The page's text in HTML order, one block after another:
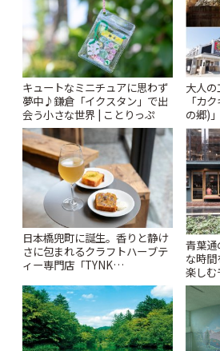
キュートなミニチュアに思わず
夢中♪鎌倉「イクスタン」で出
会う小さな世界 | ことりっぷ
大人
「カ
の郷)
♪ | こ
日本橋兜町に誕生。香りと静け
さに包まれるクラフトハーブテ
ィー専門店「TYNK
青葉通
な時
楽しむ
とりっ